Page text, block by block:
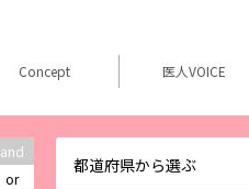
and
or
都道府県から選ぶ
Concept 医人VOICE